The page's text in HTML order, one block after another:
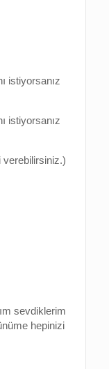
istiyorsanız
istiyorsanız
verebilirsiniz.)
sevdiklerim
hepinizi